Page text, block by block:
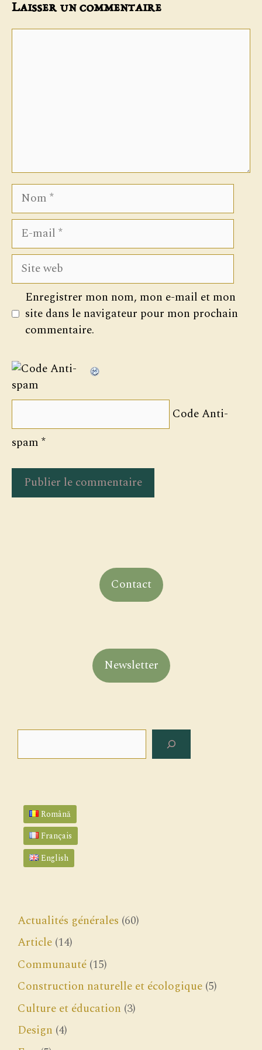
Laisser un commentaire
Nom
E-
mail
Site
web
Enregistrer mon nom, mon e-mail et mon
site dans le navigateur pour mon prochain
commentaire.
Code Anti-
spam *
Contact
Newsletter
Română
Français
English
Actualités générales (60)
Article (14)
Communauté (15)
Construction naturelle et écologique (5)
Culture et éducation (3)
Design (4)